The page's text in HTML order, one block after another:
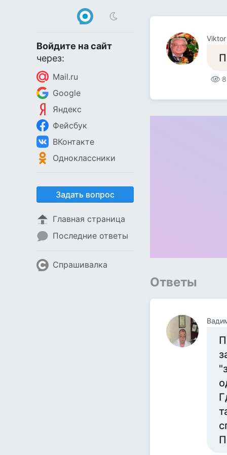
Войдите на сайт
через:
Mail.ru
Google
Яндекс
Фейсбук
ВКонтакте
Одноклассники
Задать вопрос
Главная страница
Последние ответы
Спрашивалка
Ответы